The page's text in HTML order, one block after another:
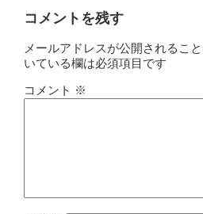
コメントを残す
メールアドレスが公開されること
いている欄は必須項目です
コメント ※